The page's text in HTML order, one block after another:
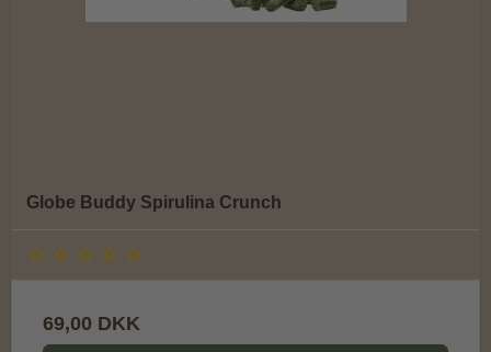
Globe Buddy Spirulina Crunch
69,00 DKK